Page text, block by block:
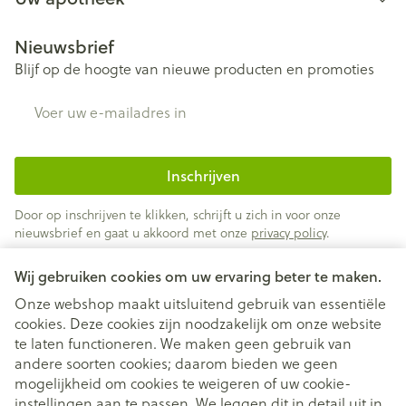
Wij gebruiken cookies om uw ervaring beter te maken.
Onze webshop maakt uitsluitend gebruik van essentiële
cookies. Deze cookies zijn noodzakelijk om onze website
te laten functioneren. We maken geen gebruik van
andere soorten cookies; daarom bieden we geen
mogelijkheid om cookies te weigeren of uw cookie-
Nieuwsbrief
Blijf op de hoogte van nieuwe producten en promoties
Inschrijven
Door op inschrijven te klikken, schrijft u zich in voor onze
nieuwsbrief en gaat u akkoord met onze privacy policy.